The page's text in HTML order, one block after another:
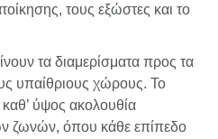
τους εξώστες και το
τα διαμερίσματα προς τα
υπαίθριους χώρους. Το
καθ’ ύψος ακολουθία
ζωνών, όπου κάθε επίπεδο